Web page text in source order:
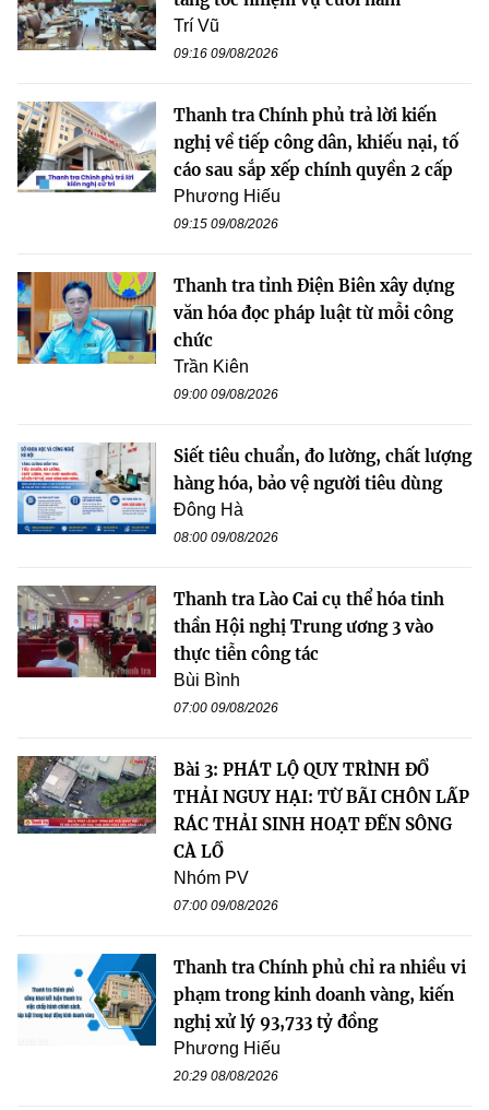
Trí Vũ
09:16 09/08/2026
Thanh tra Chính phủ trả lời kiến
nghị về tiếp công dân, khiếu nại, tố
cáo sau sắp xếp chính quyền 2 cấp
Phương Hiếu
09:15 09/08/2026
Thanh tra tỉnh Điện Biên xây dựng
văn hóa đọc pháp luật từ mỗi công
chức
Trần Kiên
09:00 09/08/2026
Siết tiêu chuẩn, đo lường, chất lượng
hàng hóa, bảo vệ người tiêu dùng
Đông Hà
08:00 09/08/2026
Thanh tra Lào Cai cụ thể hóa tinh
thần Hội nghị Trung ương 3 vào
thực tiễn công tác
Bùi Bình
07:00 09/08/2026
Bài 3: PHÁT LỘ QUY TRÌNH ĐỔ
THẢI NGUY HẠI: TỪ BÃI CHÔN LẤP
RÁC THẢI SINH HOẠT ĐẾN SÔNG
CÀ LỒ
Nhóm PV
07:00 09/08/2026
Thanh tra Chính phủ chỉ ra nhiều vi
phạm trong kinh doanh vàng, kiến
nghị xử lý 93,733 tỷ đồng
Phương Hiếu
20:29 08/08/2026